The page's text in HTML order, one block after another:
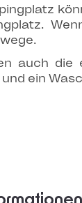
auch die
ein